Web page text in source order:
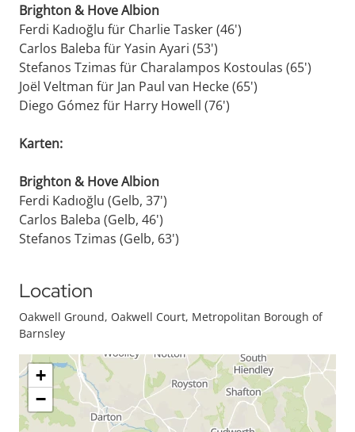
Brighton & Hove Albion
Ferdi Kadıoğlu für Charlie Tasker (46')
Carlos Baleba für Yasin Ayari (53')
Stefanos Tzimas für Charalampos Kostoulas (65')
Joël Veltman für Jan Paul van Hecke (65')
Diego Gómez für Harry Howell (76')
Karten:
Brighton & Hove Albion
Ferdi Kadıoğlu (Gelb, 37')
Carlos Baleba (Gelb, 46')
Stefanos Tzimas (Gelb, 63')
Location
Oakwell Ground, Oakwell Court, Metropolitan Borough of
Barnsley
+
−